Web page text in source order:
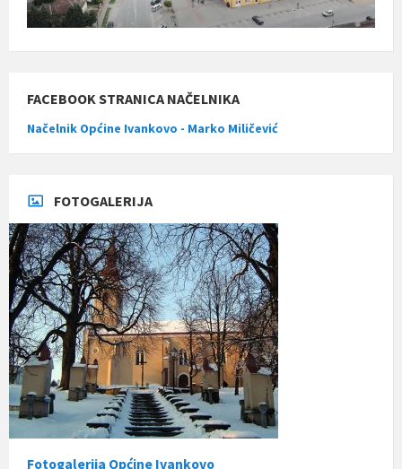
FACEBOOK STRANICA NAČELNIKA
Načelnik Općine Ivankovo - Marko Miličević
FOTOGALERIJA
Fotogalerija Općine Ivankovo